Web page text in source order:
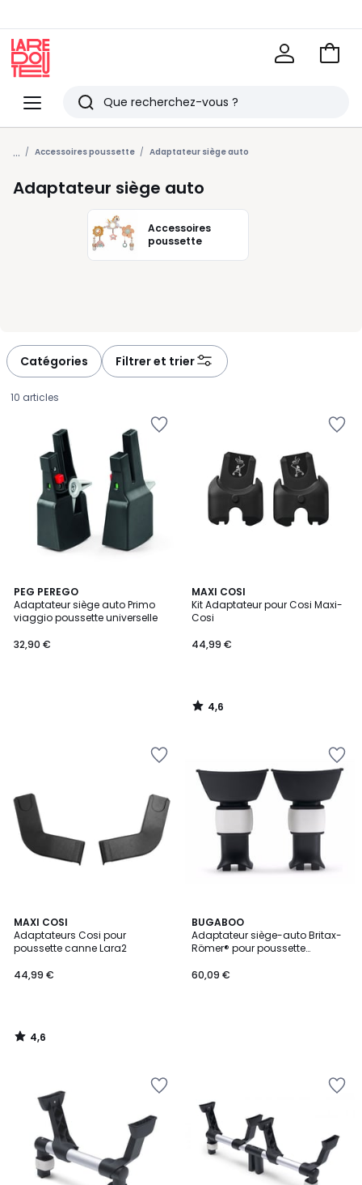
Menu
Redoute
Rechercher
Derniers
articles
vus
Voir
... Accessoires poussette Adaptateur siège auto
Adaptateur siège auto
Accessoires
poussette
Catégories Filtrer et trier
10 articles
PEG PEREGO
Adaptateur siège auto Primo
viaggio poussette universelle
€.
32,90 €
MAXI COSI
Kit Adaptateur pour Cosi Maxi-
Cosi
44,99 €
4,6
/ 5
4,6
/
MAXI COSI
Adaptateurs Cosi pour
poussette canne Lara2
44,99 €
4,6
/ 5
4,6
/
BUGABOO
Adaptateur siège-auto Britax-
Römer® pour poussette
60,09 €